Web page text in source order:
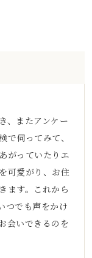
、またアンケー
で伺ってみて、
がっていたりエ
可愛がり、お住
ます。これから
つでも声をかけ
会いできるのを